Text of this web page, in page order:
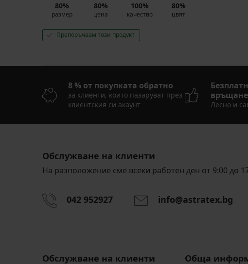
80%
размер
80%
цена
100%
качество
80%
цвят
Препоръчвам този продукт
8 % от покупката обратно
за клиенти, които пазаруват през
клиентския си акаунт
връщане
Лесно и
Обслужване на клиенти
На разположение сме всеки работен ден от 9:00 до
042 952927 info@astratex.bg
Обслужване на клиенти Обща